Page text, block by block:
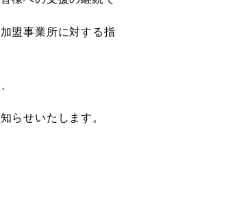
盟事業所に対する指
らせいたします。